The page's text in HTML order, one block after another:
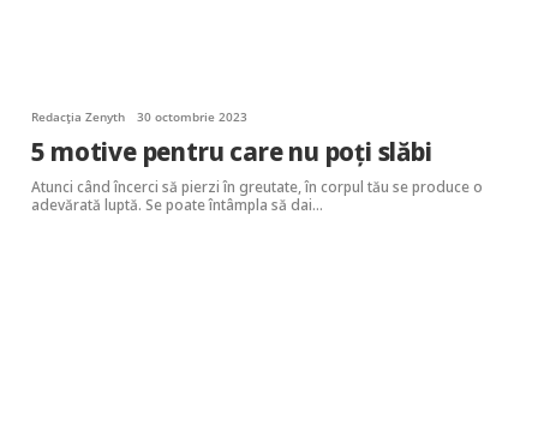
Redacția Zenyth 30 octombrie 2023
5 motive pentru care nu poți slăbi
Atunci când încerci să pierzi în greutate, în corpul tău se produce o
adevărată luptă. Se poate întâmpla să dai…